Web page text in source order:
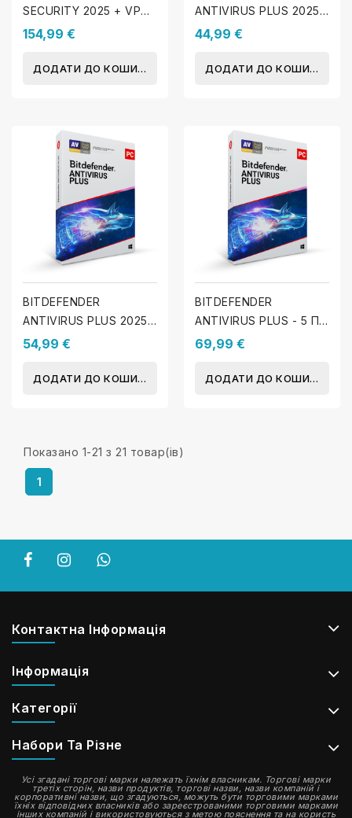
SECURITY 2025 + VPN
10 пристроїв - 1 рік
154,99 €
ДОДАТИ ДО КОШИКА
ANTIVIRUS PLUS 2025 -
1 ПК - 1 Рік
44,99 €
ДОДАТИ ДО КОШИКА
BITDEFENDER
ANTIVIRUS PLUS 2025 -
3 ПК - 1 Рік
54,99 €
ДОДАТИ ДО КОШИКА
BITDEFENDER
ANTIVIRUS PLUS - 5 ПК
2025 - 1 Рік
69,99 €
ДОДАТИ ДО КОШИКА
Показано 1-21 з 21 товар(ів)
1
Контактна Інформація
Інформація
Категорії
Набори Та Різне
Усі згадані торгові марки належать їхнім власникам. Торгові марки
третіх сторін, назви продуктів, торгові назви, назви компаній і
корпоративні назви, що згадуються, можуть бути торговими марками
їхніх відповідних власників або зареєстрованими торговими марками
інших компаній і використовуються з метою пояснення та на користь